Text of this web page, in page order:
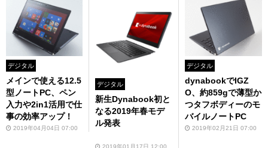
デジタル
メインで使える12.5
型ノートPC、ペン
入力や2in1活用で仕
事の効率アップ！
2019年04月04日 07:00
デジタル
新生Dynabook初と
なる2019年春モデ
ル発表
2019年01月17日 12:00
デジタル
dynabookでIGZ
O、約859gで薄型か
つタフボディーのモ
バイルノートPC
2019年02月21日 07:00